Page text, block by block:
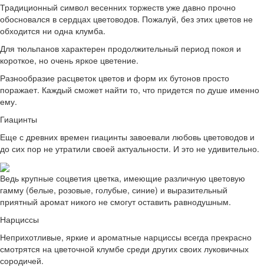
Традиционный символ весенних торжеств уже давно прочно
обосновался в сердцах цветоводов. Пожалуй, без этих цветов не
обходится ни одна клумба.
Для тюльпанов характерен продолжительный период покоя и
короткое, но очень яркое цветение.
Разнообразие расцветок цветов и форм их бутонов просто
поражает. Каждый сможет найти то, что придется по душе именно
ему.
Гиацинты
Еще с древних времен гиацинты завоевали любовь цветоводов и
до сих пор не утратили своей актуальности. И это не удивительно.
Ведь крупные соцветия цветка, имеющие различную цветовую
гамму (белые, розовые, голубые, синие) и выразительный
приятный аромат никого не смогут оставить равнодушным.
Нарциссы
Неприхотливые, яркие и ароматные нарциссы всегда прекрасно
смотрятся на цветочной клумбе среди других своих луковичных
сородичей.